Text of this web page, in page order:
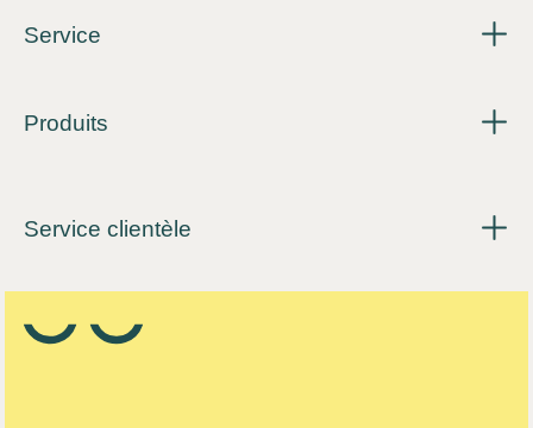
Service
Produits
Service clientèle